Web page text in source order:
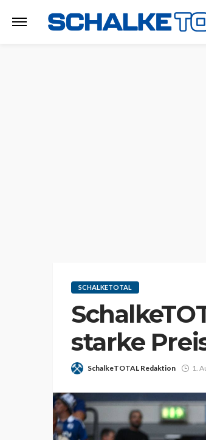
SCHALKETOTAL
starke
SchalkeTOTAL Redaktion 1.